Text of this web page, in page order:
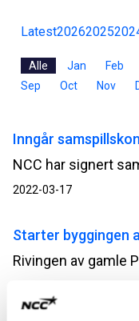
Latest20262025
Alle Jan Feb
Sep
Oct Nov
Inngår
2022-03-17
Starter byggingen